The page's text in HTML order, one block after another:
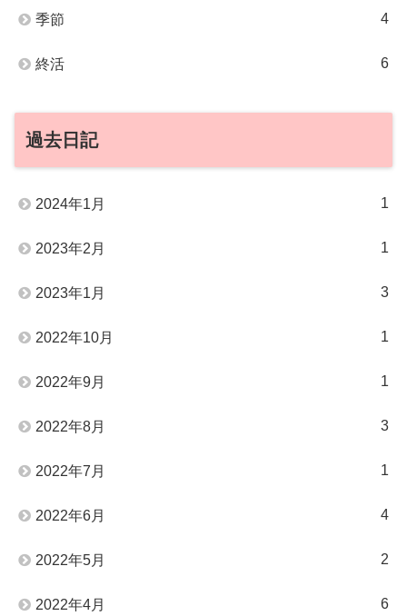
季節 4
終活 6
過去日記
2024年1月 1
2023年2月 1
2023年1月 3
2022年10月 1
2022年9月 1
2022年8月 3
2022年7月 1
2022年6月 4
2022年5月 2
2022年4月 6